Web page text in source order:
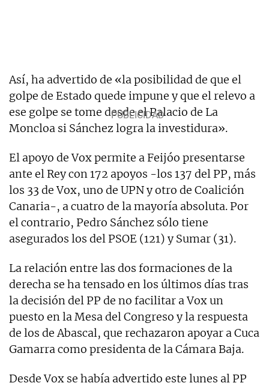
Así, ha advertido de «la posibilidad de que el
golpe de Estado quede impune y que el relevo a
ese golpe se tome desde el Palacio de La
Moncloa si Sánchez logra la investidura».
El apoyo de Vox permite a Feijóo presentarse
ante el Rey con 172 apoyos -los 137 del PP, más
los 33 de Vox, uno de UPN y otro de Coalición
Canaria-, a cuatro de la mayoría absoluta. Por
el contrario, Pedro Sánchez sólo tiene
asegurados los del PSOE (121) y Sumar (31).
La relación entre las dos formaciones de la
derecha se ha tensado en los últimos días tras
la decisión del PP de no facilitar a Vox un
puesto en la Mesa del Congreso y la respuesta
de los de Abascal, que rechazaron apoyar a Cuca
Gamarra como presidenta de la Cámara Baja.
Desde Vox se había advertido este lunes al PP